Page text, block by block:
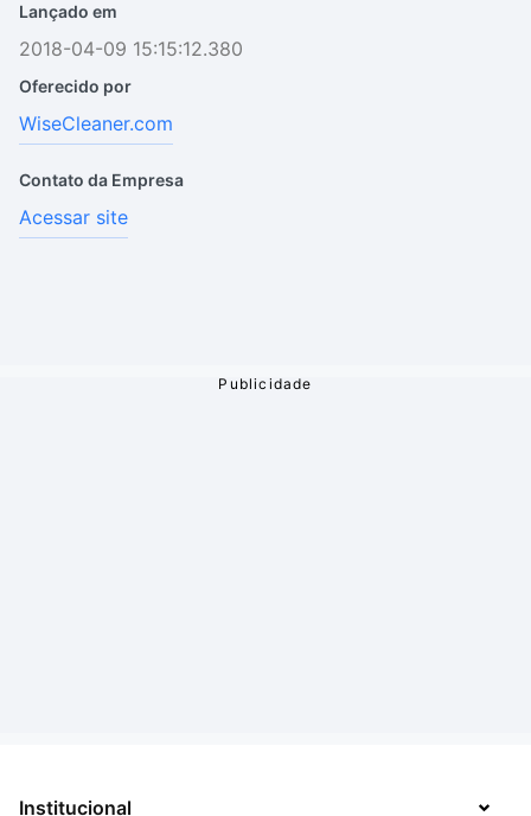
Lançado em
2018-04-09 15:15:12.380
Oferecido por
WiseCleaner.com
Contato da Empresa
Acessar site
Institucional